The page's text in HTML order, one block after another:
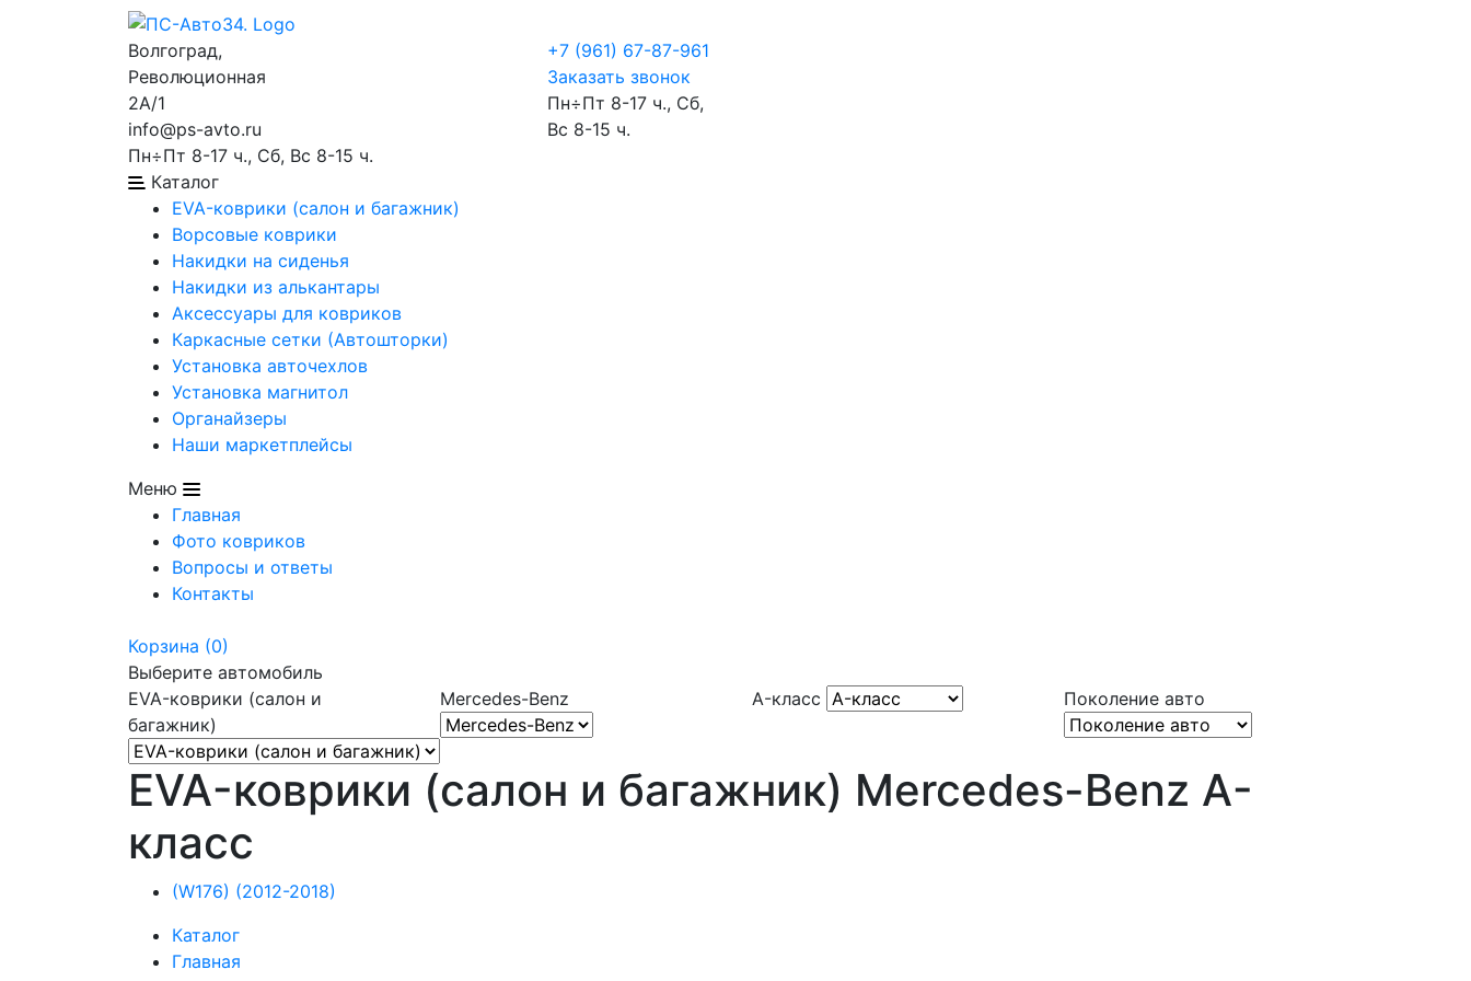
Волгоград,
Революционная
2А/1
info@ps-avto.ru
+7 (961) 67-87-961
Заказать звонок
Пн÷Пт 8-17 ч., Сб,
Вс 8-15 ч.
Пн÷Пт 8-17 ч., Сб, Вс 8-15 ч.
Каталог
EVA-коврики (салон и багажник)
Ворсовые коврики
Накидки на сиденья
Накидки из алькантары
Аксессуары для ковриков
Каркасные сетки (Автошторки)
Установка авточехлов
Установка магнитол
Органайзеры
Наши маркетплейсы
Меню
Главная
Фото ковриков
Вопросы и ответы
Контакты
Корзина (0)
Выберите автомобиль
EVA-коврики (салон и
багажник)
Mercedes-Benz A-класс Поколение авто
EVA-коврики (салон и багажник) Mercedes-Benz A-
класс
(W176) (2012-2018)
Каталог
Главная